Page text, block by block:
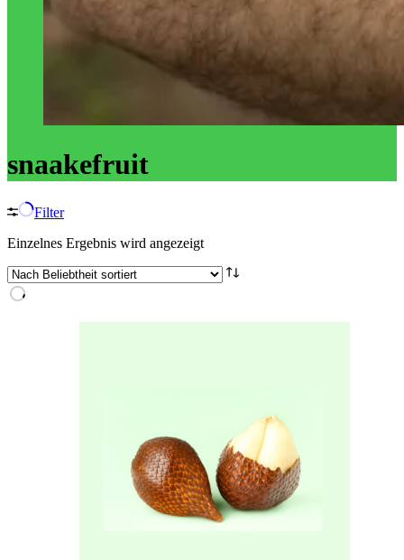
snaakefruit
Filter
Einzelnes Ergebnis wird angezeigt